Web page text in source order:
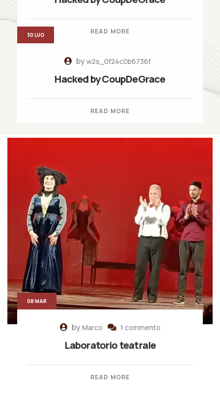
READ MORE
byw2s_0f24c0b6736f
Hacked by CoupDeGrace
READ MORE
30 LUG
byMarco 1 commento
Laboratorio teatrale
READ MORE
08 MAR